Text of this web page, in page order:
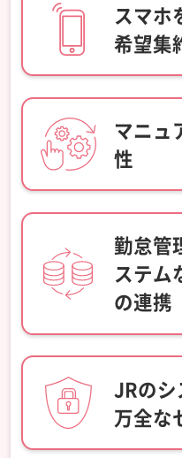
スマホ
希望集
マニュ
性
勤怠管
ステム
の連携
JRの
万全な